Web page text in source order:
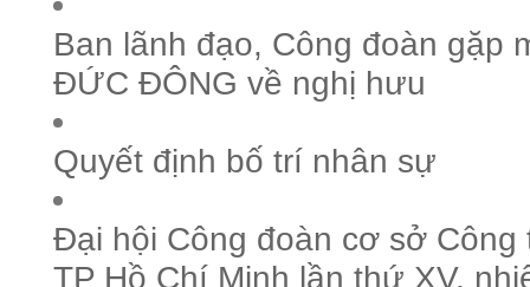
Ban lãnh đạo, Công đoàn gặp
ĐỨC ĐÔNG về nghị hưu
Quyết định bố trí nhân sự
Đại hội Công đoàn cơ sở Công
TP Hồ Chí Minh lần thứ XV,